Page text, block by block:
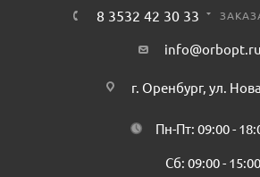
8 3532 42 30 33
info@orbopt.ru
г. Оренбург, ул.
Пн-Пт: 09:00 -
Сб: 09:00 - 15:00